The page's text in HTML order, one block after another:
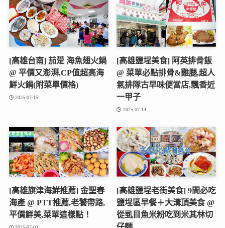
[高雄台南] 茄萣 海魚翅火鍋
@ 平價又澎湃,CP值超高海
鮮火鍋(附菜單價格)
2025-07-15
[高雄鹽埕美食] 阿英排骨飯
@ 菜單必點排骨&雞腿,超人
氣排隊古早味便當店,飄香近
一甲子
2025-07-14
[高雄旗津海鮮推薦] 金聖春
海產 @ PTT推薦,老饕帶路,
平價鮮美,菜單這樣點！
[高雄鹽埕老街美食] 9間必吃
鹽埕區早餐＋大溝頂美食 @
從虱目魚米粉吃到米其林切